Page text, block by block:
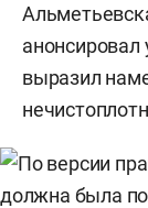
анонсировал
выразил